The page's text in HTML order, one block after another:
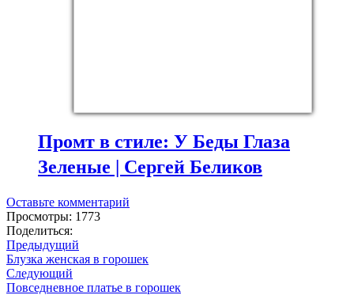
Промт в стиле: У Беды Глаза
Зеленые | Сергей Беликов
Оставьте комментарий
Просмотры: 1773
Поделиться:
Предыдущий
Блузка женская в горошек
Следующий
Повседневное платье в горошек